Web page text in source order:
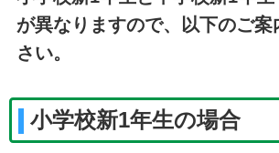
が異なりますので、以下のご案
さい。
小学校新1年生の場合